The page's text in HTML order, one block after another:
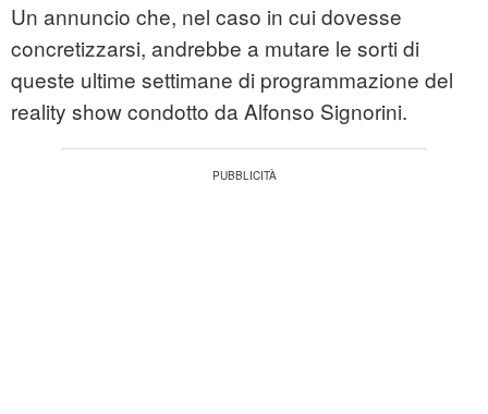
Un annuncio che, nel caso in cui dovesse
concretizzarsi, andrebbe a mutare le sorti di
queste ultime settimane di programmazione del
reality show condotto da Alfonso Signorini.